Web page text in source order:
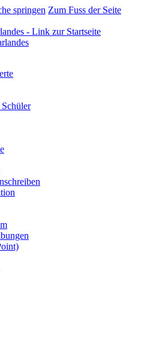
springen Zum Fuss der Seite